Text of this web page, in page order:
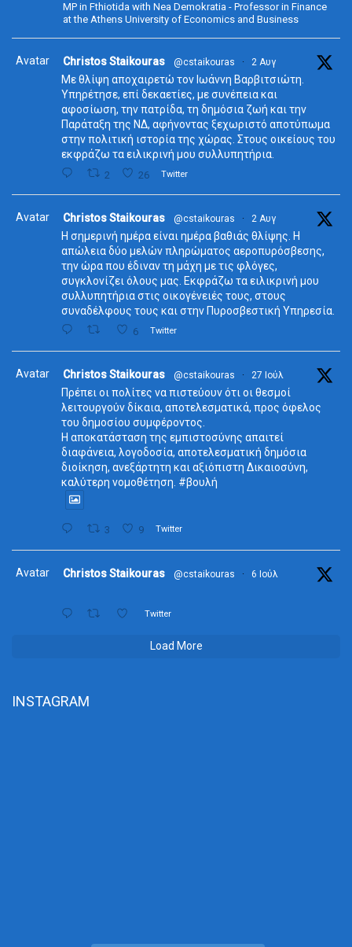
MP in Fthiotida with Nea Demokratia - Professor in Finance
at the Athens University of Economics and Business
Avatar Christos Staikouras @cstaikouras · 2 Αυγ
Με θλίψη αποχαιρετώ τον Ιωάννη Βαρβιτσιώτη.
Υπηρέτησε, επί δεκαετίες, με συνέπεια και
αφοσίωση, την πατρίδα, τη δημόσια ζωή και την
Παράταξη της ΝΔ, αφήνοντας ξεχωριστό αποτύπωμα
στην πολιτική ιστορία της χώρας. Στους οικείους του
εκφράζω τα ειλικρινή μου συλλυπητήρια.
2 26 Twitter
Avatar Christos Staikouras @cstaikouras · 2 Αυγ
Η σημερινή ημέρα είναι ημέρα βαθιάς θλίψης. Η
απώλεια δύο μελών πληρώματος αεροπυρόσβεσης,
την ώρα που έδιναν τη μάχη με τις φλόγες,
συγκλονίζει όλους μας. Εκφράζω τα ειλικρινή μου
συλλυπητήρια στις οικογένειές τους, στους
συναδέλφους τους και στην Πυροσβεστική Υπηρεσία.
6 Twitter
Avatar Christos Staikouras @cstaikouras · 27 Ιούλ
Πρέπει οι πολίτες να πιστεύουν ότι οι θεσμοί
λειτουργούν δίκαια, αποτελεσματικά, προς όφελος
του δημοσίου συμφέροντος.
Η αποκατάσταση της εμπιστοσύνης απαιτεί
διαφάνεια, λογοδοσία, αποτελεσματική δημόσια
διοίκηση, ανεξάρτητη και αξιόπιστη Δικαιοσύνη,
καλύτερη νομοθέτηση. #βουλή
3 9 Twitter
Avatar Christos Staikouras @cstaikouras · 6 Ιούλ
Twitter
Load More
INSTAGRAM